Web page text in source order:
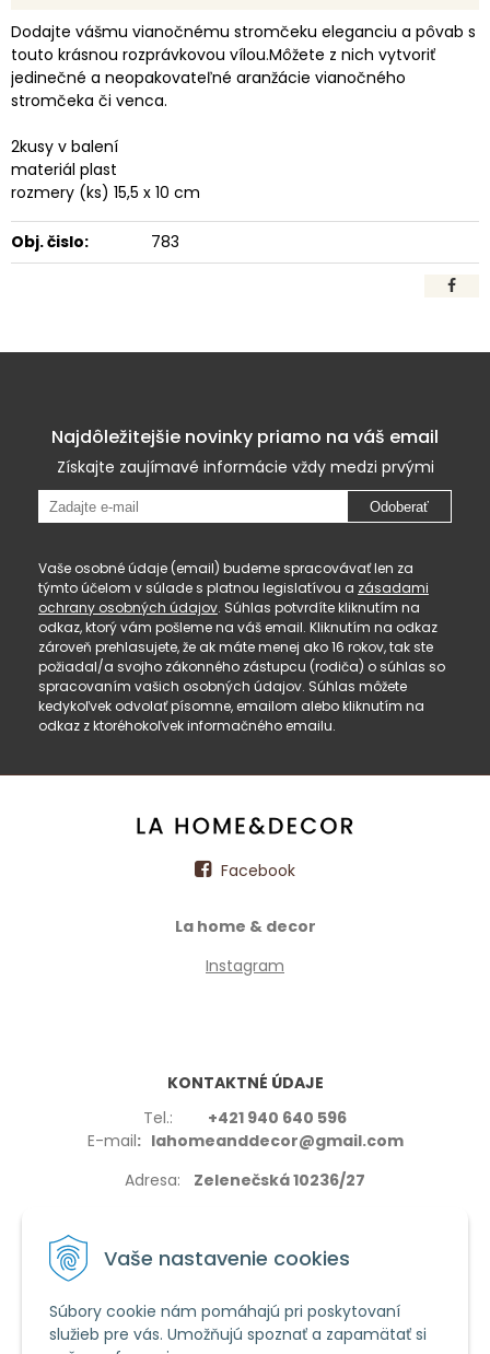
Vaše nastavenie cookies
Súbory cookie nám pomáhajú pri poskytovaní
služieb pre vás. Umožňujú spoznať a zapamätať si
Dodajte vášmu vianočnému stromčeku eleganciu a pôvab s
touto krásnou rozprávkovou vílou.Môžete z nich vytvoriť
jedinečné a neopakovateľné aranžácie vianočného
stromčeka či venca.
2kusy v balení
materiál plast
rozmery (ks) 15,5 x 10 cm
Obj. čislo: 783
Najdôležitejšie novinky priamo na váš email
Získajte zaujímavé informácie vždy medzi prvými
Odoberať
Vaše osobné údaje (email) budeme spracovávať len za
týmto účelom v súlade s platnou legislatívou a zásadami
ochrany osobných údajov. Súhlas potvrdíte kliknutím na
odkaz, ktorý vám pošleme na váš email. Kliknutím na odkaz
zároveň prehlasujete, že ak máte menej ako 16 rokov, tak ste
požiadal/a svojho zákonného zástupcu (rodiča) o súhlas so
spracovaním vašich osobných údajov. Súhlas môžete
kedykoľvek odvolať písomne, emailom alebo kliknutím na
odkaz z ktoréhokoľvek informačného emailu.
Facebook
La home & decor
Instagram
KONTAKTNÉ ÚDAJE
Tel.: +421 940 640 596
E-mail: lahomeanddecor@gmail.com
Adresa: Zelenečská 10236/27
VŠETKO O NÁKUPE